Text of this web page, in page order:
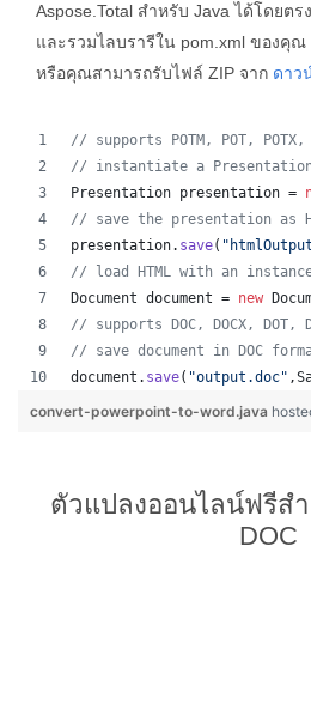
Aspose.Total สำหรับ Java ได้โดยตร
และรวมไลบรารีใน pom.xml ของคุณ
หรือคุณสามารถรับไฟล์ ZIP จาก ดาว
// supports POTM, POT,
// instantiate a
Presentation presentation =
// save the presentation as
presentation. save(
// load HTML with an
Document document = new
// supports DOC, DOCX, DOT,
// save document in DOC
document . save( "output.doc" ,
convert-powerpoint-to-word.java
ตัวแปลงออนไลน์ฟรีส
DOC